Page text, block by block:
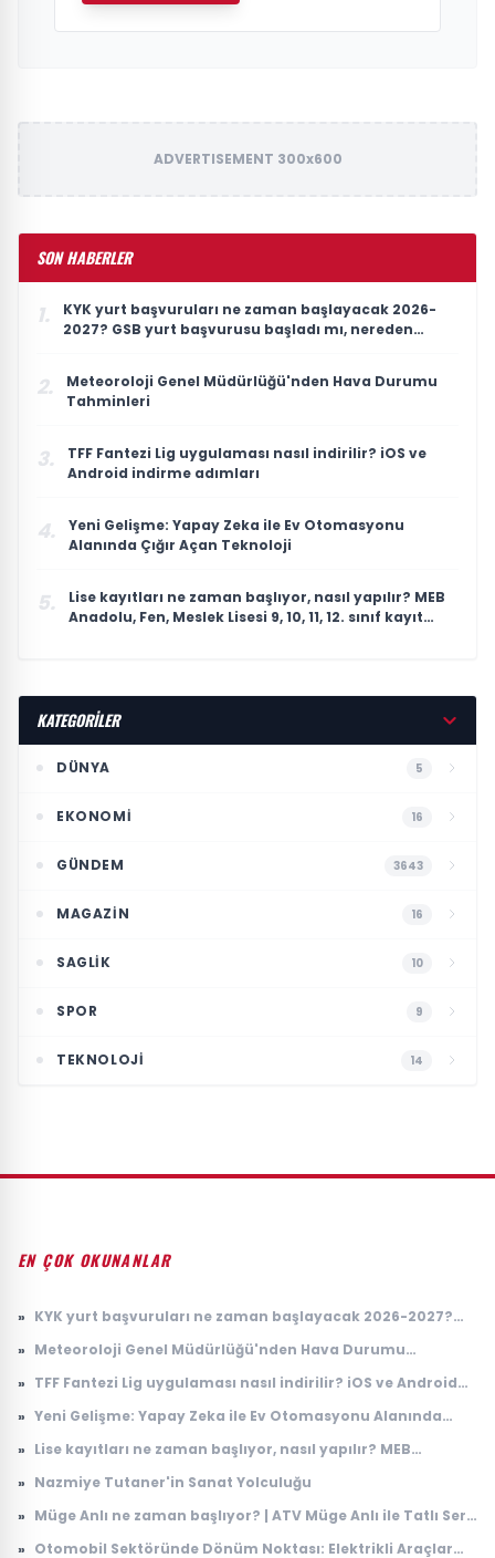
ADVERTISEMENT 300x600
SON HABERLER
1.
KYK yurt başvuruları ne zaman başlayacak 2026-
2027? GSB yurt başvurusu başladı mı, nereden
2.
Meteoroloji Genel Müdürlüğü'nden Hava Durumu
Tahminleri
3.
TFF Fantezi Lig uygulaması nasıl indirilir? iOS ve
Android indirme adımları
4.
Yeni Gelişme: Yapay Zeka ile Ev Otomasyonu
Alanında Çığır Açan Teknoloji
5.
Lise kayıtları ne zaman başlıyor, nasıl yapılır? MEB
Anadolu, Fen, Meslek Lisesi 9, 10, 11, 12. sınıf kayıt
KATEGORİLER
DÜNYA 5
EKONOMI 16
GÜNDEM 3643
MAGAZIN 16
SAGLIK 10
SPOR 9
TEKNOLOJI 14
EN ÇOK OKUNANLAR
» KYK yurt başvuruları ne zaman başlayacak 2026-2027?
Devlet)
» Meteoroloji Genel Müdürlüğü'nden Hava Durumu
» TFF Fantezi Lig uygulaması nasıl indirilir? iOS ve Android
» Yeni Gelişme: Yapay Zeka ile Ev Otomasyonu Alanında
» Lise kayıtları ne zaman başlıyor, nasıl yapılır? MEB
2026 lise kayıt takvimi
» Nazmiye Tutaner'in Sanat Yolculuğu
» Müge Anlı ne zaman başlıyor? | ATV Müge Anlı ile Tatlı Sert
» Otomobil Sektöründe Dönüm Noktası: Elektrikli Araçlar